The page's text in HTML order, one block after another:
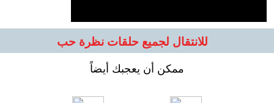
للانتقال لجميع حلقات نظرة حب
ممكن أن يعجبك أيضاً